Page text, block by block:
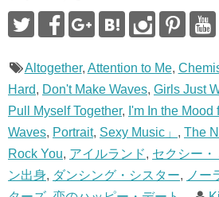
Altogether, Attention to Me,
Hard, Don't Make Waves, Girls Just
Pull Myself Together, I'm In the Mood
Waves, Portrait, Sexy Music」 , The
Rock You, アイルランド, セクシー・
ン出身, ダンシング・シスター, ノー